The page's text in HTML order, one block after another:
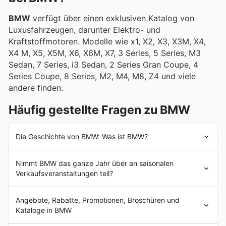
Katalogen von BMW hervorgehoben, wo exklusive
Angebote und attraktive Aktionen auf sie warten.
BMW verfügt über einen exklusiven Katalog von
Luxusfahrzeugen, darunter Elektro- und
Kraftstoffmotoren. Modelle wie x1, X2, X3, X3M, X4,
X4 M, X5, X5M, X6, X6M, X7, 3 Series, 5 Series, M3
Sedan, 7 Series, i3 Sedan, 2 Series Gran Coupe, 4
Series Coupe, 8 Series, M2, M4, M8, Z4 und viele
andere finden.
Häufig gestellte Fragen zu BMW
Die Geschichte von BMW: Was ist BMW?
Flugzeugwerke. 1922 wurde das Unternehmen in
Bayerische Motoren Werke umbenannt. Das
Unternehmen wurde von Karl Rapp gegründet und war
zunächst ein Flugzeugtriebwerksunternehmen. Nach
dem Ende des Ersten Weltkriegs begann
Herstellung von Motorradmotoren, landwirtschaftlichen
Nimmt BMW das ganze Jahr über an saisonalen
Verkaufsveranstaltungen teil?
Verkaufsaktionen und besonderen Angeboten teil, die
das ganze Jahr über stattfinden, insbesondere im
Vorfeld von Festtagen und wichtigen Einkaufszeiten in
Angebote, Rabatte, Promotionen, Broschüren und
Kataloge in BMW